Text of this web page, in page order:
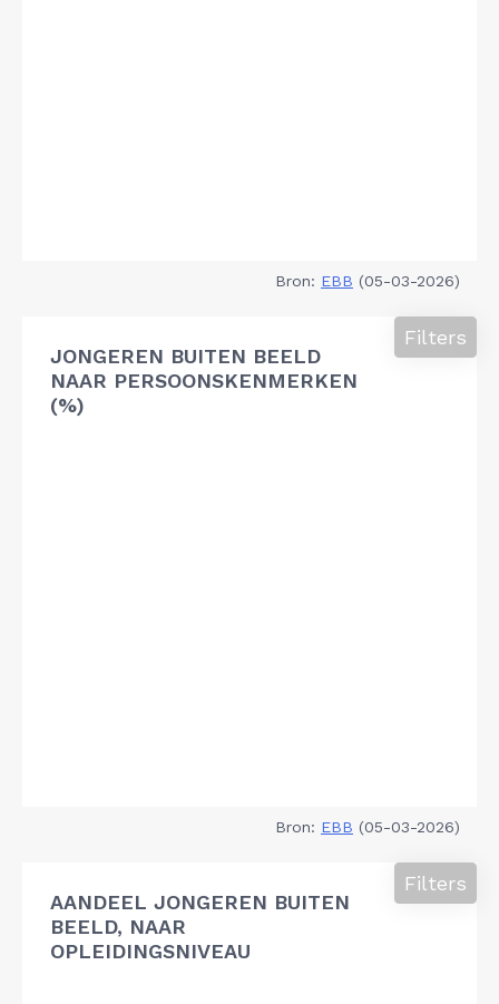
Bron: EBB (05-03-2026)
JONGEREN BUITEN BEELD
NAAR PERSOONSKENMERKEN
(%)
Filters
Bron: EBB (05-03-2026)
AANDEEL JONGEREN BUITEN
BEELD, NAAR
OPLEIDINGSNIVEAU
Filters